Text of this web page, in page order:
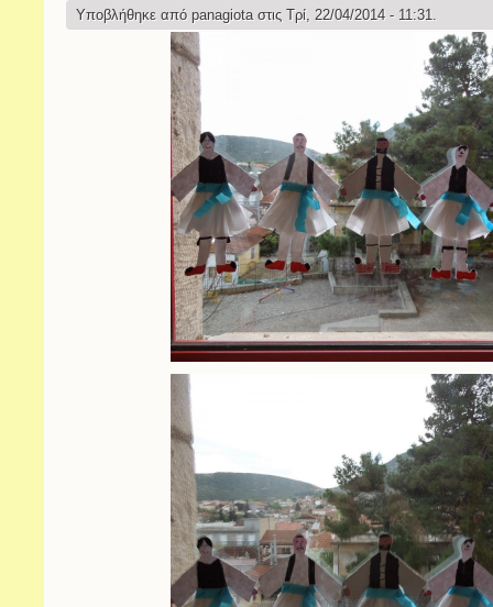
Υποβλήθηκε από panagiotaστις Τρί, 22/04/2014 - 11:31.